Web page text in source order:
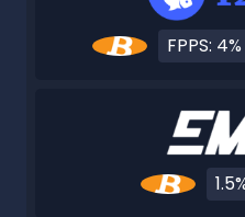
FPPS: 4%